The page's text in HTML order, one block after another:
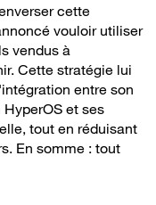
cette
vouloir utiliser
vendus à
Cette stratégie lui
entre son
et ses
tout en réduisant
En somme : tout